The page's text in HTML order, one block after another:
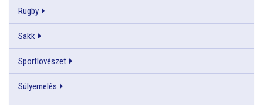
Rugby
Sakk
Sportlövészet
Súlyemelés